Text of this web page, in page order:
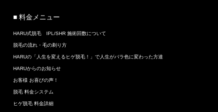
■ 料金メニュー
HARU式脱毛 IPL/SHR 施術回数について
脱毛の流れ・毛の剃り方
HARUの「人生を変えるヒゲ脱毛！」で人生がバラ色に変わった方達
HARUからのお知らせ
お客様 お喜びの声！
脱毛 料金システム
ヒゲ脱毛 料金詳細